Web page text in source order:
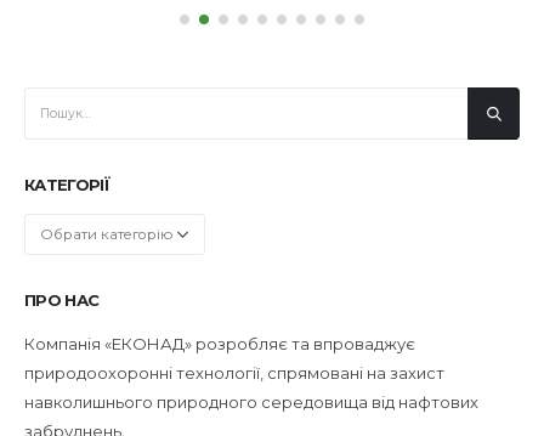
КАТЕГОРІЇ
Категорії
ПРО НАС
Компанія «ЕКОНАД» розробляє та впроваджує
природоохоронні технології, спрямовані на захист
навколишнього природного середовища від нафтових
забруднень.